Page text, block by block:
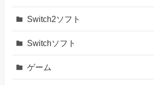
Switch2ソフト
Switchソフト
ゲーム